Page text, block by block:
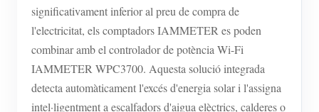
significativament inferior al preu de compra de
l'electricitat, els comptadors IAMMETER es poden
combinar amb el controlador de potència Wi-Fi
IAMMETER WPC3700. Aquesta solució integrada
detecta automàticament l'excés d'energia solar i l'assigna
intel·ligentment a escalfadors d'aigua elèctrics, calderes o